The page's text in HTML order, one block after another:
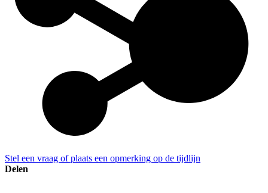
Stel een vraag of plaats een opmerking op de tijdlijn
Delen